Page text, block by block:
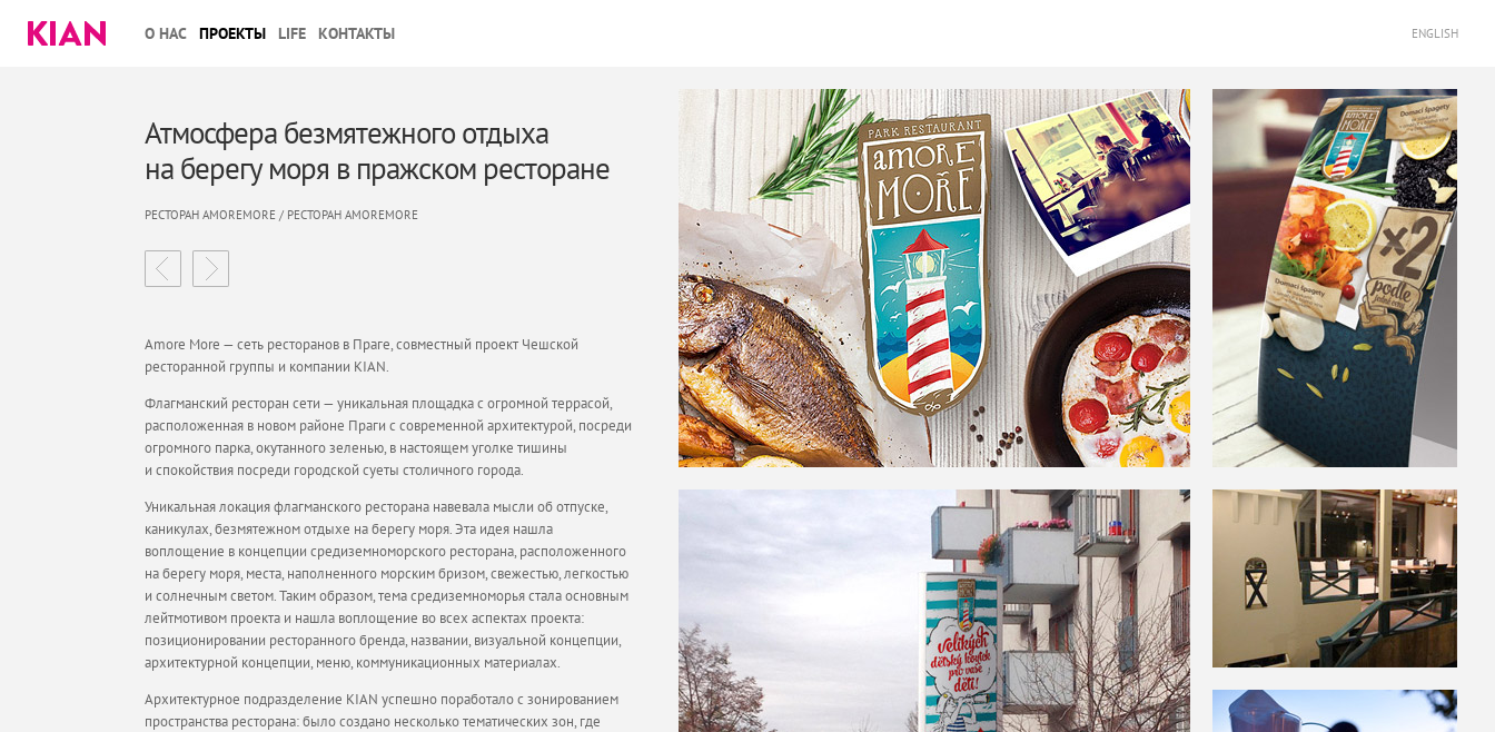
О НАС ПРОЕКТЫ LIFE КОНТАКТЫ ENGLISH
Атмосфера безмятежного отдыха
на берегу моря в пражском ресторане
РЕСТОРАН AMOREMORE / РЕСТОРАН AMOREMORE
Amore More — сеть ресторанов в Праге, совместный проект Чешской
ресторанной группы и компании KIAN.
Флагманский ресторан сети — уникальная площадка с огромной террасой,
расположенная в новом районе Праги с современной архитектурой, посреди
огромного парка, окутанного зеленью, в настоящем уголке тишины
и спокойствия посреди городской суеты столичного города.
Уникальная локация флагманского ресторана навевала мысли об отпуске,
каникулах, безмятежном отдыхе на берегу моря. Эта идея нашла
воплощение в концепции средиземноморского ресторана, расположенного
на берегу моря, места, наполненного морским бризом, свежестью, легкостью
и солнечным светом. Таким образом, тема средиземноморья стала основным
лейтмотивом проекта и нашла воплощение во всех аспектах проекта:
позиционировании ресторанного бренда, названии, визуальной концепции,
архитектурной концепции, меню, коммуникационных материалах.
Архитектурное подразделение KIAN успешно поработало с зонированием
пространства ресторана: было создано несколько тематических зон, где